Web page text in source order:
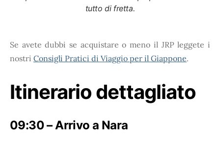
tutto di fretta.
Se avete dubbi se acquistare o meno il JRP leggete i
nostri Consigli Pratici di Viaggio per il Giappone.
Itinerario dettagliato
09:30 – Arrivo a Nara